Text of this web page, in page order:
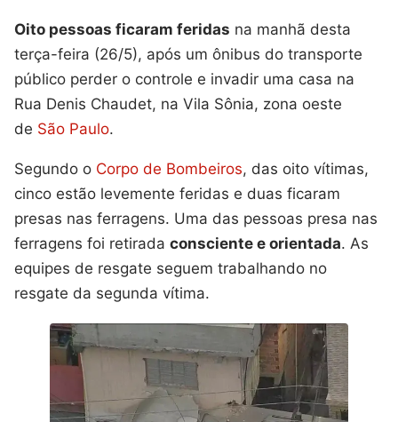
Oito pessoas ficaram feridas na manhã desta
terça-feira (26/5), após um ônibus do transporte
público perder o controle e invadir uma casa na
Rua Denis Chaudet, na Vila Sônia, zona oeste
de São Paulo.
Segundo o Corpo de Bombeiros, das oito vítimas,
cinco estão levemente feridas e duas ficaram
presas nas ferragens. Uma das pessoas presa nas
ferragens foi retirada consciente e orientada. As
equipes de resgate seguem trabalhando no
resgate da segunda vítima.